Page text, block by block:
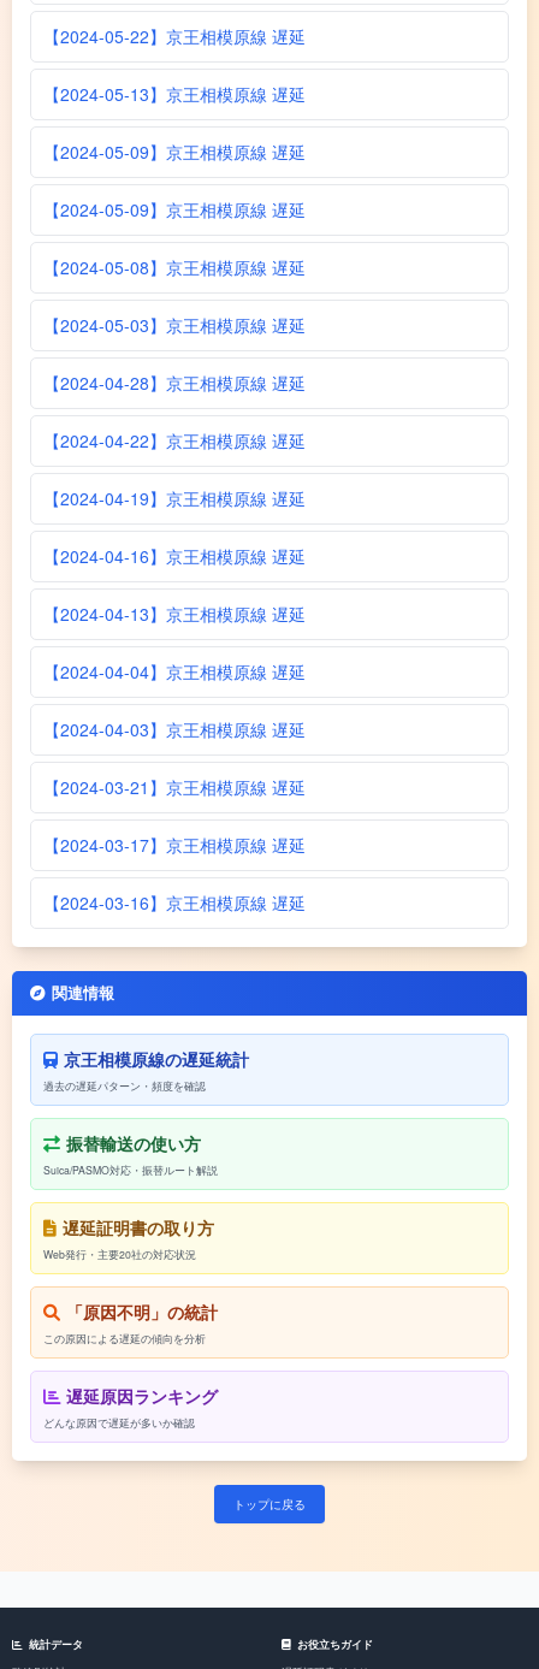
【2024-05-22】京王相模原線 遅延
【2024-05-13】京王相模原線 遅延
【2024-05-09】京王相模原線 遅延
【2024-05-09】京王相模原線 遅延
【2024-05-08】京王相模原線 遅延
【2024-05-03】京王相模原線 遅延
【2024-04-28】京王相模原線 遅延
【2024-04-22】京王相模原線 遅延
【2024-04-19】京王相模原線 遅延
【2024-04-16】京王相模原線 遅延
【2024-04-13】京王相模原線 遅延
【2024-04-04】京王相模原線 遅延
【2024-04-03】京王相模原線 遅延
【2024-03-21】京王相模原線 遅延
【2024-03-17】京王相模原線 遅延
【2024-03-16】京王相模原線 遅延
関連情報
京王相模原線の遅延統計
過去の遅延パターン・頻度を確認
振替輸送の使い方
Suica/PASMO対応・振替ルート解説
遅延証明書の取り方
Web発行・主要20社の対応状況
「原因不明」の統計
この原因による遅延の傾向を分析
遅延原因ランキング
どんな原因で遅延が多いか確認
トップに戻る
統計データ お役立ちガイド